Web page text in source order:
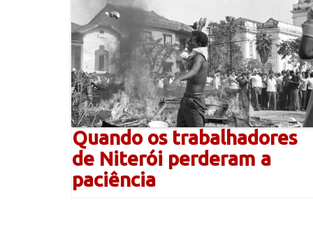
Quando os trabalhadores
de Niterói perderam a
paciência